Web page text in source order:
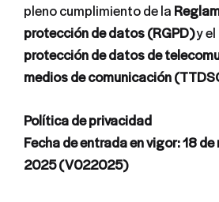
pleno cumplimiento de la
protección de datos (RGPD)y el
protección de datos de
medios de comunicación
Política de privacidad
Fecha de entrada en vigor: 18 de
2025 (V022025)